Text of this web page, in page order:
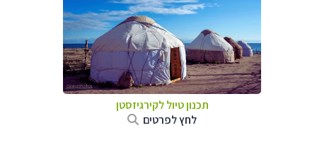
תכנון טיוללקירגיזסטן
לחץ לפרטים